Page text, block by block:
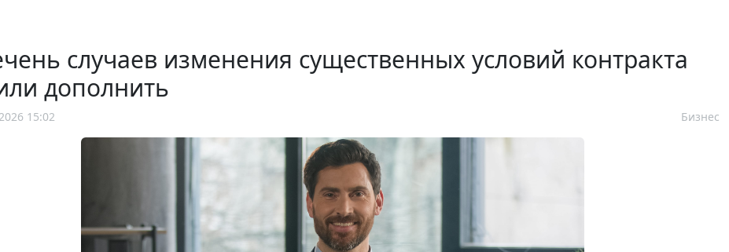
случаев изменения существенных условий контракта
дополнить
2026 15:02 Бизнес